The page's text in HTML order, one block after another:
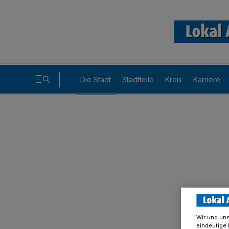
Die Stadt Stadtteile Kreis Karriere
Wir und
eindeutige